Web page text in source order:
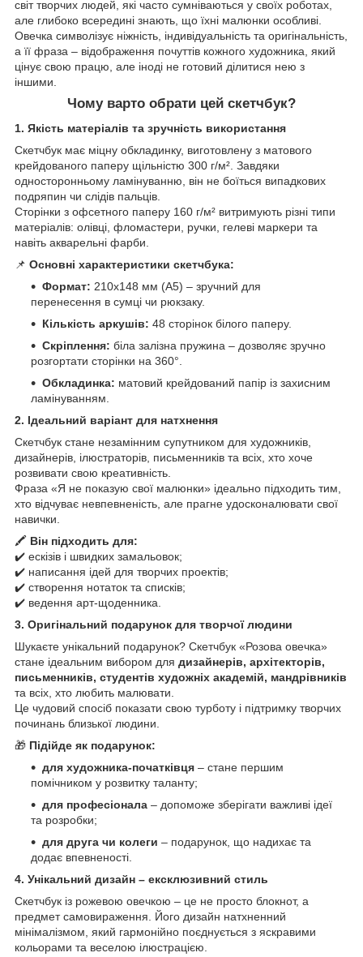
світ творчих людей, які часто сумніваються у своїх роботах,
але глибоко всередині знають, що їхні малюнки особливі.
Овечка символізує ніжність, індивідуальність та оригінальність,
а її фраза – відображення почуттів кожного художника, який
цінує свою працю, але іноді не готовий ділитися нею з
іншими.
Чому варто обрати цей скетчбук?
1. Якість матеріалів та зручність використання
Скетчбук має міцну обкладинку, виготовлену з матового
крейдованого паперу щільністю 300 г/м². Завдяки
односторонньому ламінуванню, він не боїться випадкових
подряпин чи слідів пальців.
Сторінки з офсетного паперу 160 г/м² витримують різні типи
матеріалів: олівці, фломастери, ручки, гелеві маркери та
навіть акварельні фарби.
📌 Основні характеристики скетчбука:
Формат: 210х148 мм (A5) – зручний для
перенесення в сумці чи рюкзаку.
Кількість аркушів: 48 сторінок білого паперу.
Скріплення: біла залізна пружина – дозволяє зручно
розгортати сторінки на 360°.
Обкладинка: матовий крейдований папір із захисним
ламінуванням.
2. Ідеальний варіант для натхнення
Скетчбук стане незамінним супутником для художників,
дизайнерів, ілюстраторів, письменників та всіх, хто хоче
розвивати свою креативність.
Фраза «Я не показую свої малюнки» ідеально підходить тим,
хто відчуває невпевненість, але прагне удосконалювати свої
навички.
🖍 Він підходить для:
✔️ ескізів і швидких замальовок;
✔️ написання ідей для творчих проектів;
✔️ створення нотаток та списків;
✔️ ведення арт-щоденника.
3. Оригінальний подарунок для творчої людини
Шукаєте унікальний подарунок? Скетчбук «Розова овечка»
стане ідеальним вибором для дизайнерів, архітекторів,
письменників, студентів художніх академій, мандрівників
та всіх, хто любить малювати.
Це чудовий спосіб показати свою турботу і підтримку творчих
починань близької людини.
🎁 Підійде як подарунок:
для художника-початківця – стане першим
помічником у розвитку таланту;
для професіонала – допоможе зберігати важливі ідеї
та розробки;
для друга чи колеги – подарунок, що надихає та
додає впевненості.
4. Унікальний дизайн – ексклюзивний стиль
Скетчбук із рожевою овечкою – це не просто блокнот, а
предмет самовираження. Його дизайн натхненний
мінімалізмом, який гармонійно поєднується з яскравими
кольорами та веселою ілюстрацією.